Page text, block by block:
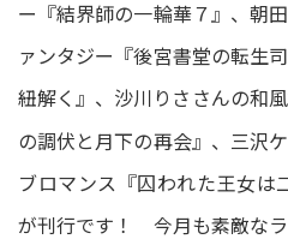
ー『結界師の一輪華７』、朝
ァンタジー『後宮書堂の転生
紐解く』、沙川りささんの和
の調伏と月下の再会』、三沢
ブロマンス『囚われた王女は
が刊行です！ 今月も素敵な